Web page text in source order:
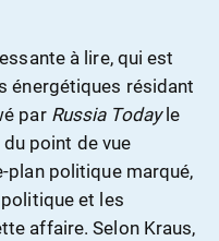
à lire, qui est
énergétiques résidant
par Russia Todayle
du point de vue
plan politique marqué,
et les
affaire. Selon Kraus,